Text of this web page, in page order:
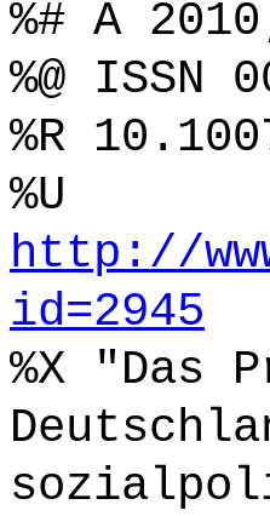
%# A
%@ ISSN
%R
%U
http://
id=2945
%X "Das